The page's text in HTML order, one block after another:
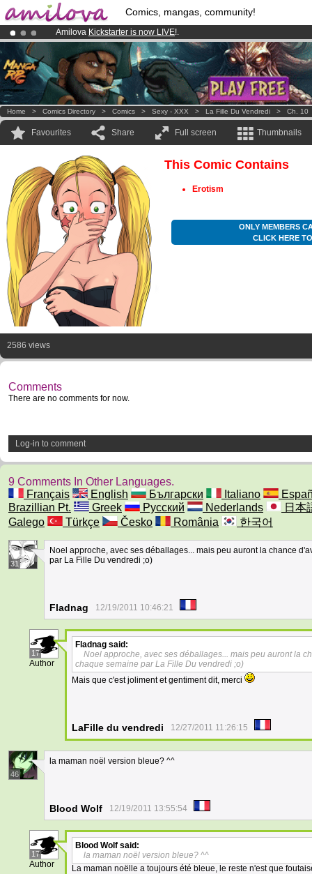
Comics, mangas, community!
Amilova Kickstarter is now LIVE!.
Premium membership from3.95 eurosper month !Get membership
Already 100000 membersand 1000 comics & mangas!.
Home > Comics Directory > Comics > Sexy - XXX > La Fille Du Vendredi > Ch. 10
Favourites Share Full screen Thumbnails
This Comic Contains
Erotism
ONLY MEMBERS
CLICK HERE
2586 views
Comments
There are no comments for now.
Log-in to comment
9 Comments In Other Languages.
Français
English Български Italiano
Brazillian Pt.
Greek Русский Nederlands
日本
Galego
Türkçe Česko România 한국어
31
Noel approche, avec ses déballages... mais peu auront la chance
par La Fille Du vendredi ;o)
Fladnag 12/19/2011 10:46:21
17
Author
Fladnag said:
Noel approche, avec ses déballages... mais peu auront la
chaque semaine par La Fille Du vendredi ;o)
Mais que c'est joliment et gentiment dit, merci
LaFille du vendredi 12/27/2011 11:26:15
46
la maman noël version bleue? ^^
Blood Wolf 12/19/2011 13:55:54
17
Author
Blood Wolf said:
la maman noël version bleue? ^^
La maman noëlle a toujours été bleue, le reste n'est que